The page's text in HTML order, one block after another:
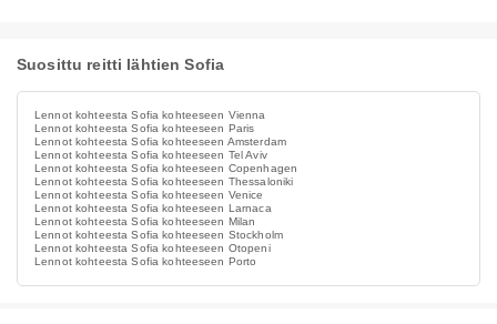
Suosittu reitti lähtien Sofia
Lennot kohteesta Sofia kohteeseen Vienna
Lennot kohteesta Sofia kohteeseen Paris
Lennot kohteesta Sofia kohteeseen Amsterdam
Lennot kohteesta Sofia kohteeseen Tel Aviv
Lennot kohteesta Sofia kohteeseen Copenhagen
Lennot kohteesta Sofia kohteeseen Thessaloniki
Lennot kohteesta Sofia kohteeseen Venice
Lennot kohteesta Sofia kohteeseen Larnaca
Lennot kohteesta Sofia kohteeseen Milan
Lennot kohteesta Sofia kohteeseen Stockholm
Lennot kohteesta Sofia kohteeseen Otopeni
Lennot kohteesta Sofia kohteeseen Porto